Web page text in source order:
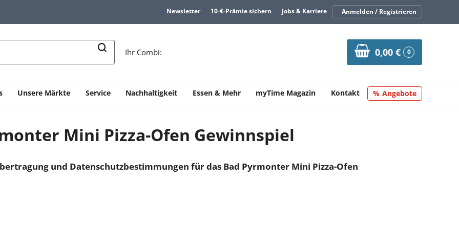
Newsletter 10-€-Prämie sichern Jobs & Karriere Anmelden / Registrieren
Ihr Combi: 0,00 € 0
Unsere Märkte Service Nachhaltigkeit Essen & Mehr myTime Magazin Kontakt Angebote
Mini Pizza-Ofen Gewinnspiel
und Datenschutzbestimmungen für das Bad Pyrmonter Mini Pizza-Ofen